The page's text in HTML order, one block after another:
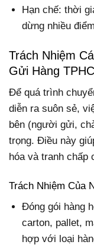
Hạn chế: thời
dừng nhiều
Trách Nhiệm
Gửi Hàng
Để quá trình
diễn ra suôn sẻ,
bên (người gửi,
trọng. Điều này
hóa và tranh chấp
Trách Nhiệm Của
Đóng gói hàng
carton, pallet,
hợp với loại